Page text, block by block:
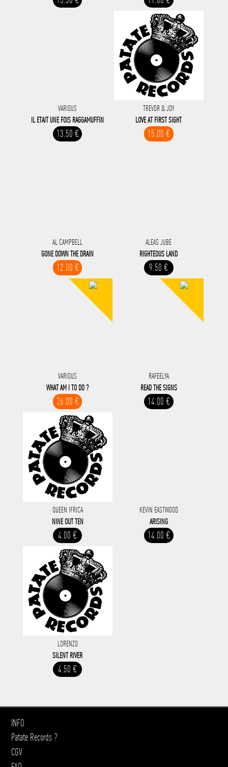
VARIOUS
IL ETAIT UNE FOIS RAGGAMUFFIN
13.50 €
TREVOR & JOY
LOVE AT FIRST SIGHT
15.00 €
AL CAMPBELL
GONE DOWN THE DRAIN
12.00 €
ALEAS JUBE
RIGHTEOUS LAND
9.50 €
VARIOUS
WHAT AM I TO DO ?
26.00 €
RAFEELYA
READ THE SIGNS
14.00 €
QUEEN IFRICA
NINE OUT TEN
4.00 €
KEVIN EASTWOOD
ARISING
14.00 €
LORENZO
SILENT RIVER
4.50 €
INFO
Patate Records ?
CGV